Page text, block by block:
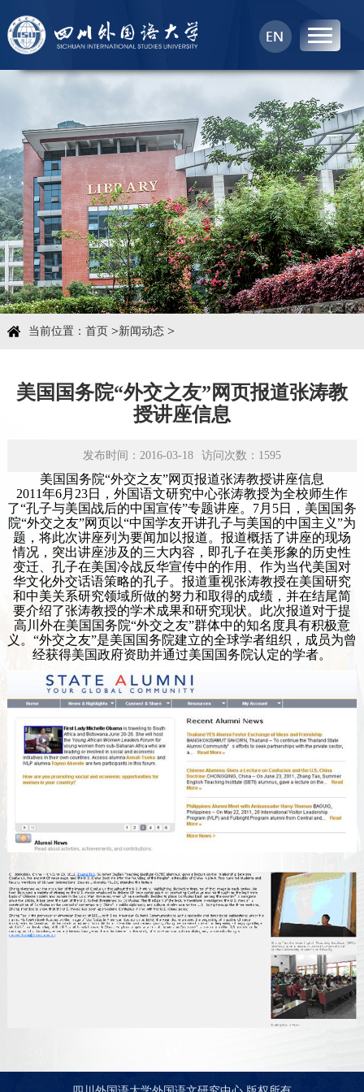
首页
中心概况
科学研究
学术团队
学术交流
当前位置： 首页>新闻动态>
美国国务院“外交之友”网页报道张涛教
授讲座信息
发布时间：2016-03-18 访问次数： 1595
美国国务院“外交之友”网页报道张涛教授讲座信息
2011年6月23日，外国语文研究中心张涛教授为全校师生作
了“孔子与美国战后的中国宣传”专题讲座。7月5日，美国国务
院“外交之友”网页以“中国学友开讲孔子与美国的中国主义”为
题，将此次讲座列为要闻加以报道。报道概括了讲座的现场
情况，突出讲座涉及的三大内容，即孔子在美形象的历史性
变迁、孔子在美国冷战反华宣传中的作用、作为当代美国对
华文化外交话语策略的孔子。报道重视张涛教授在美国研究
和中美关系研究领域所做的努力和取得的成绩，并在结尾简
要介绍了张涛教授的学术成果和研究现状。此次报道对于提
高川外在美国国务院“外交之友”群体中的知名度具有积极意
义。“外交之友”是美国国务院建立的全球学者组织，成员为曾
经获得美国政府资助并通过美国国务院认定的学者。